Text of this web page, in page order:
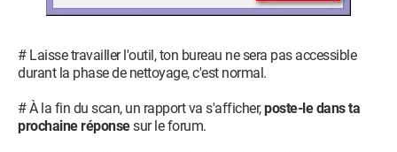
# Laisse travailler l'outil, ton bureau ne sera pas accessible
durant la phase de nettoyage, c'est normal.
# À la fin du scan, un rapport va s'afficher,poste-le dans ta
prochaine réponsesur le forum.